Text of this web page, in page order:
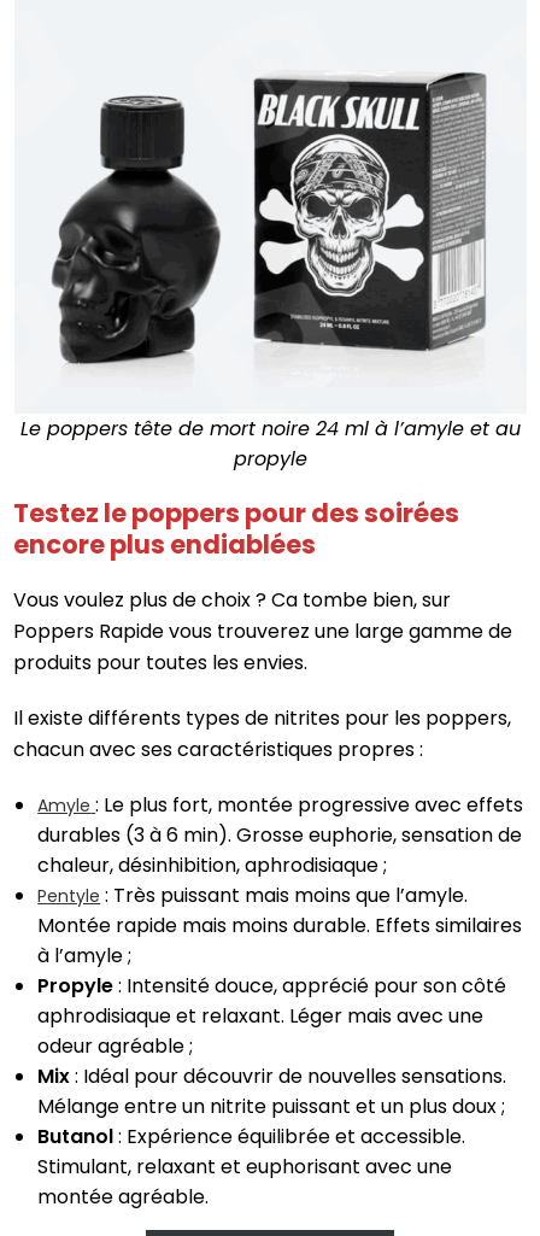
Le poppers tête de mort noire 24 ml à l’amyle et au
propyle
Testez le poppers pour des soirées
encore plus endiablées
Vous voulez plus de choix ? Ca tombe bien, sur
Poppers Rapide vous trouverez une large gamme de
produits pour toutes les envies.
Il existe différents types de nitrites pour les poppers,
chacun avec ses caractéristiques propres :
Amyle : Le plus fort, montée progressive avec effets
durables (3 à 6 min). Grosse euphorie, sensation de
chaleur, désinhibition, aphrodisiaque ;
Pentyle : Très puissant mais moins que l’amyle.
Montée rapide mais moins durable. Effets similaires
à l’amyle ;
Propyle: Intensité douce, apprécié pour son côté
aphrodisiaque et relaxant. Léger mais avec une
odeur agréable ;
Mix: Idéal pour découvrir de nouvelles sensations.
Mélange entre un nitrite puissant et un plus doux ;
Butanol: Expérience équilibrée et accessible.
Stimulant, relaxant et euphorisant avec une
montée agréable.